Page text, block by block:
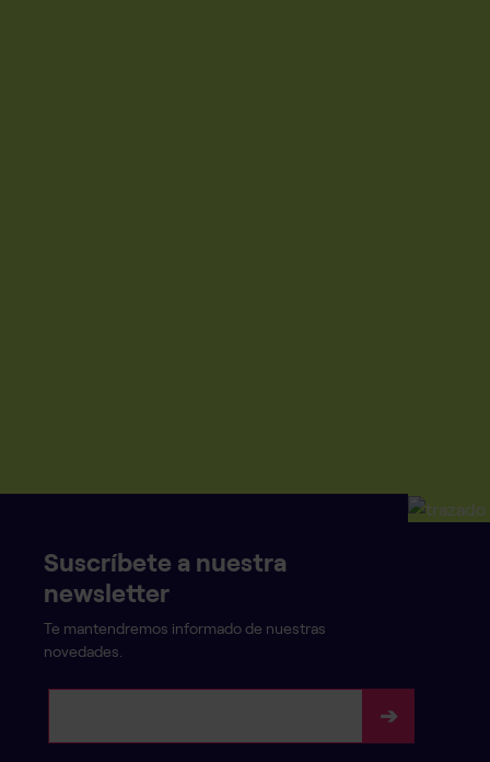
Suscríbete a nuestra
newsletter
Te mantendremos informado de nuestras
novedades.